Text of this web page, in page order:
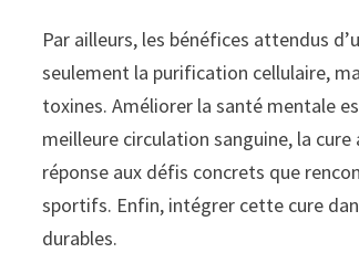
Par ailleurs, les bénéfices attendus
seulement la purification cellulaire,
toxines. Améliorer la santé mentale
meilleure circulation sanguine, la
réponse aux défis concrets que
sportifs. Enfin, intégrer cette cure
durables.